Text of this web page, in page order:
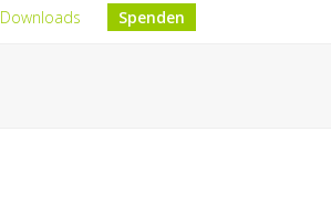
Downloads Spenden